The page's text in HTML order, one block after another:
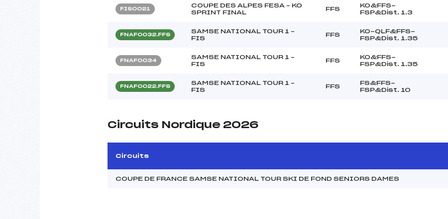
FIS0021
COUPE DES ALPES FESA – KO
SPRINT FINAL
FFS
KO&FFS-
FSP&Dist. 1.3
FNAF0032.FFS
SAMSE NATIONAL TOUR 1 –
FIS
FFS
KO-QLF&FFS-
FSP&Dist. 1.35
FNAF0034
SAMSE NATIONAL TOUR 1 –
FIS
FFS
KO&FFS-
FSP&Dist. 1.35
FNAF0022.FFS
SAMSE NATIONAL TOUR 1 –
FIS
FFS
FS&FFS-
FSP&Dist. 10
Circuits Nordique 2026
Circuits
COUPE DE FRANCE SAMSE NATIONAL TOUR SKI DE FOND SENIORS DAMES